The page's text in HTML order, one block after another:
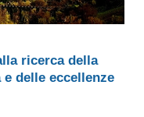
ricerca della
delle eccellenze